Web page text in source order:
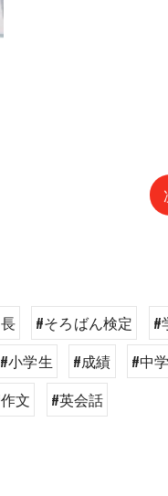
#そろばん検定
#
#小学生 #成績
#中
文 #英会話